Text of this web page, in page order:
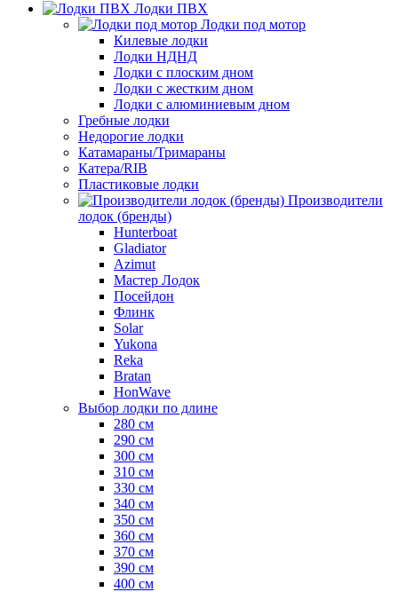
Лодки ПВХ
Лодки под мотор
Килевые лодки
Лодки НДНД
Лодки с плоским дном
Лодки с жестким дном
Лодки с алюминиевым дном
Гребные лодки
Недорогие лодки
Катамараны/Тримараны
Катера/RIB
Пластиковые лодки
Производители
лодок (бренды)
Hunterboat
Gladiator
Azimut
Мастер Лодок
Посейдон
Флинк
Solar
Yukona
Reka
Bratan
HonWave
Выбор лодки по длине
280 см
290 см
300 см
310 см
330 см
340 см
350 см
360 см
370 см
390 см
400 см